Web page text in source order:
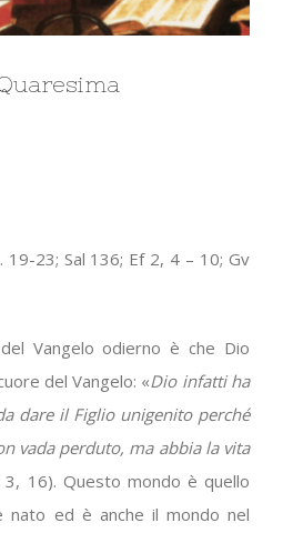
19-23; Sal 136; Ef 2, 4 – 10; Gv
Vangelo odierno è che Dio
del Vangelo: «Dio infatti ha
dare il Figlio unigenito perché
vada perduto, ma abbia la vita
3, 16). Questo mondo è quello
nato ed è anche il mondo nel